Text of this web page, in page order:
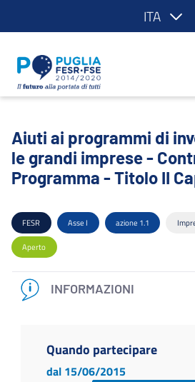
ITA
Aiuti ai programmi di
Aiuti ai programmi di
le grandi imprese -
Programma - Titolo II
FESR Asse I azione 1.1
Aperto
INFORMAZIONI
Quando partecipare
dal 15/06/2015